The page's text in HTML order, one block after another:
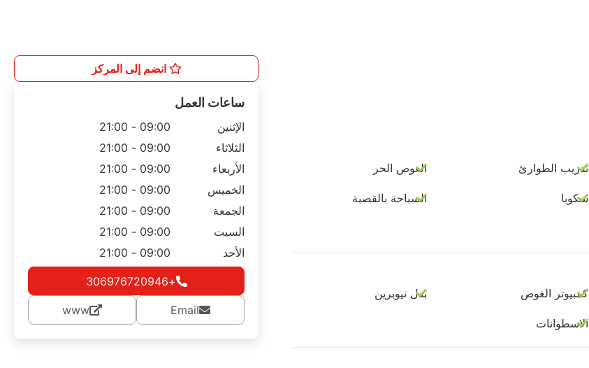
تدريب الطوارئ الغوص الحر
سكوبا السباحة بالقصبة
كمبيوتر الغوص بدل نيوبرين
الاسطوانات
انضم إلى المركز
ساعات العمل
الإثنين
09:00 - 21:00
الثلاثاء
09:00 - 21:00
الأربعاء
09:00 - 21:00
الخميس
09:00 - 21:00
الجمعة
09:00 - 21:00
السبت
09:00 - 21:00
الأحد
09:00 - 21:00
+306976720946
Email
www